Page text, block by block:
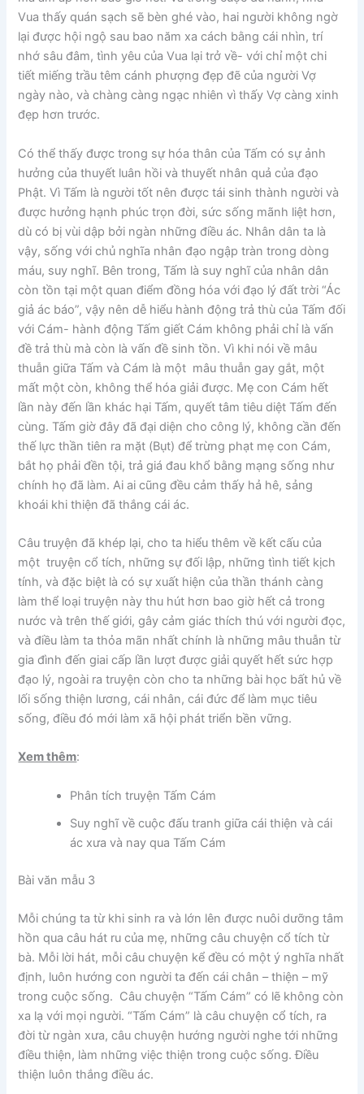
Vua thấy quán sạch sẽ bèn ghé vào, hai người không ngờ
lại được hội ngộ sau bao năm xa cách bằng cái nhìn, trí
nhớ sâu đâm, tình yêu của Vua lại trở về- với chỉ một chi
tiết miếng trầu têm cánh phượng đẹp đẽ của người Vợ
ngày nào, và chàng càng ngạc nhiên vì thấy Vợ càng xinh
đẹp hơn trước.
Có thể thấy được trong sự hóa thân của Tấm có sự ảnh
hưởng của thuyết luân hồi và thuyết nhân quả của đạo
Phật. Vì Tấm là người tốt nên được tái sinh thành người và
được hưởng hạnh phúc trọn đời, sức sống mãnh liệt hơn,
dù có bị vùi dập bởi ngàn những điều ác. Nhân dân ta là
vậy, sống với chủ nghĩa nhân đạo ngập tràn trong dòng
máu, suy nghĩ. Bên trong, Tấm là suy nghĩ của nhân dân
còn tồn tại một quan điểm đồng hóa với đạo lý đất trời “Ác
giả ác báo”, vậy nên dễ hiểu hành động trả thù của Tấm đối
với Cám- hành động Tấm giết Cám không phải chỉ là vấn
đề trả thù mà còn là vấn đề sinh tồn. Vì khi nói về mâu
thuẫn giữa Tấm và Cám là một mâu thuẫn gay gắt, một
mất một còn, không thể hóa giải được. Mẹ con Cám hết
lần này đến lần khác hại Tấm, quyết tâm tiêu diệt Tấm đến
cùng. Tấm giờ đây đã đại diện cho công lý, không cần đến
thế lực thần tiên ra mặt (Bụt) để trừng phạt mẹ con Cám,
bắt họ phải đền tội, trả giá đau khổ bằng mạng sống như
chính họ đã làm. Ai ai cũng đều cảm thấy hả hê, sảng
khoái khi thiện đã thắng cái ác.
Câu truyện đã khép lại, cho ta hiểu thêm về kết cấu của
một truyện cổ tích, những sự đối lập, những tình tiết kịch
tính, và đặc biệt là có sự xuất hiện của thần thánh càng
làm thể loại truyện này thu hút hơn bao giờ hết cả trong
nước và trên thế giới, gây cảm giác thích thú với người đọc,
và điều làm ta thỏa mãn nhất chính là những mâu thuẫn từ
gia đình đến giai cấp lần lượt được giải quyết hết sức hợp
đạo lý, ngoài ra truyện còn cho ta những bài học bất hủ về
lối sống thiện lương, cái nhân, cái đức để làm mục tiêu
sống, điều đó mới làm xã hội phát triển bền vững.
Xem thêm:
Phân tích truyện Tấm Cám
Suy nghĩ về cuộc đấu tranh giữa cái thiện và cái
ác xưa và nay qua Tấm Cám
Bài văn mẫu 3
Mỗi chúng ta từ khi sinh ra và lớn lên được nuôi dưỡng tâm
hồn qua câu hát ru của mẹ, những câu chuyện cổ tích từ
bà. Mỗi lời hát, mỗi câu chuyện kể đều có một ý nghĩa nhất
định, luôn hướng con người ta đến cái chân – thiện – mỹ
trong cuộc sống. Câu chuyện “Tấm Cám” có lẽ không còn
xa lạ với mọi người. “Tấm Cám” là câu chuyện cổ tích, ra
đời từ ngàn xưa, câu chuyện hướng người nghe tới những
điều thiện, làm những việc thiện trong cuộc sống. Điều
thiện luôn thắng điều ác.